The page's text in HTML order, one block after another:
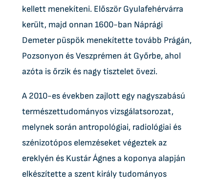
kellett menekíteni. Először Gyulafehérvárra
került, majd onnan 1600-ban Náprági
Demeter püspök menekítette tovább Prágán,
Pozsonyon és Veszprémen át Győrbe, ahol
azóta is őrzik és nagy tisztelet övezi.
A 2010-es években zajlott egy nagyszabású
természettudományos vizsgálatsorozat,
melynek során antropológiai, radiológiai és
szénizotópos elemzéseket végeztek az
ereklyén és Kustár Ágnes a koponya alapján
elkészítette a szent király tudományos